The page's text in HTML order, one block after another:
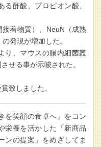
る酢酸、 プロピオン酸、
着物質）、NeuN（成熟
発現が増加した。
り、マウスの腸内細菌叢
せる事が示唆された。
致しました。
を笑顔の食卓へ』をコン
栄養を活かした「新商品
ンの提案」をめざしてま